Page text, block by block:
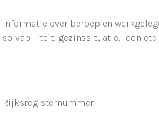
Informatie over beroep en
solvabiliteit, gezinssituatie, loon etc.
Rijksregisternummer